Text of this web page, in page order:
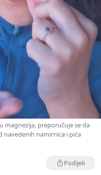
magnezija, preporučuje se da
namirnica i pića
Podijeli